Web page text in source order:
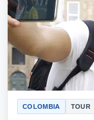
COLOMBIA TOUR